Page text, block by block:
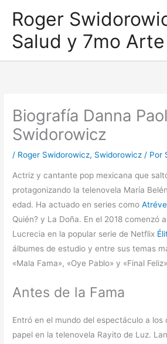
contenido
Roger
Salud y 7mo
Biografía Danna
Swidorowicz
/ Roger Swidorowicz, Swidorowicz / Por
Actriz y cantante pop mexicana que
protagonizando la telenovela María
edad. Ha actuado en series como
Quién? y La Doña. En el 2018 comenzó
Lucrecia en la popular serie de Netflix
álbumes de estudio y entre sus temas
«Mala Fama», «Oye Pablo» y «Final
Antes de la Fama
Entró en el mundo del espectáculo a los
papel en la telenovela Rayito de Luz.